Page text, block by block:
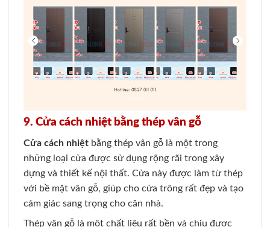
9. Cửa cách nhiệt bằng thép vân gỗ
Cửa cách nhiệt bằng thép vân gỗ là một trong
những loại cửa được sử dụng rộng rãi trong xây
dựng và thiết kế nội thất. Cửa này được làm từ thép
với bề mặt vân gỗ, giúp cho cửa trông rất đẹp và tạo
cảm giác sang trọng cho căn nhà.
Thép vân gỗ là một chất liệu rất bền và chịu được